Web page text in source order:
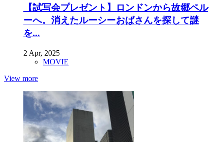
【試写会プレゼント】ロンドンから故郷ペル
ーへ。消えたルーシーおばさんを探して謎
を...
2 Apr, 2025
MOVIE
View more